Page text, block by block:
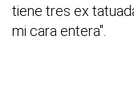
tiene tres ex
mi cara entera".